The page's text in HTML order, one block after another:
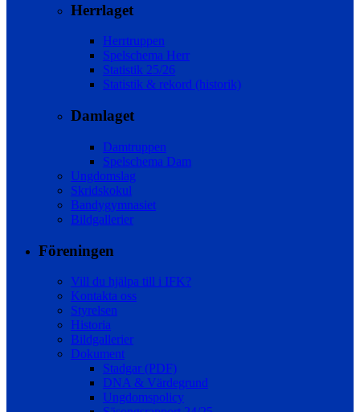
Herrlaget
Herrtruppen
Spelschema Herr
Statistik 25/26
Statistik & rekord (historik)
Damlaget
Damtruppen
Spelschema Dam
Ungdomslag
Skridskokul
Bandygymnasiet
Bildgallerier
Föreningen
Vill du hjälpa till i IFK?
Kontakta oss
Styrelsen
Historia
Bildgallerier
Dokument
Stadgar (PDF)
DNA & Värdegrund
Ungdomspolicy